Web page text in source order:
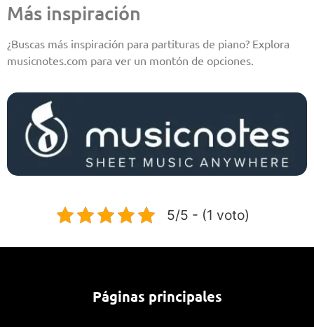
Más inspiración
¿Buscas más inspiración para partituras de piano? Explora
musicnotes.com para ver un montón de opciones.
5/5 - (1 voto)
Páginas principales